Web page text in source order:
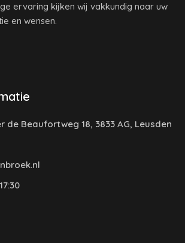
ervaring kijken wij vakkundig naar uw
en wensen.
de Beaufortweg 18, 3833 AG, Leusden